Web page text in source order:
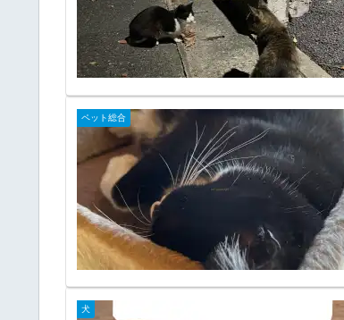
ペット総合
犬